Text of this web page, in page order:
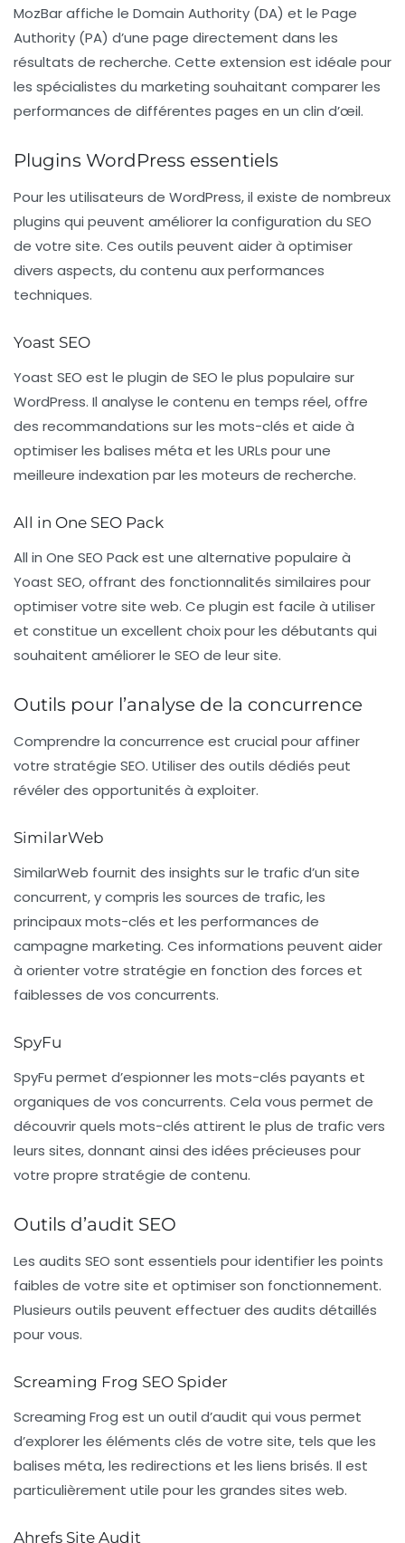
MozBaraffiche le Domain Authority (DA) et le Page
Authority (PA) d’une page directement dans les
résultats de recherche. Cette extension est idéale pour
les spécialistes du marketing souhaitant comparer les
performances de différentes pages en un clin d’œil.
Plugins WordPress essentiels
Pour les utilisateurs de WordPress, il existe de nombreux
plugins qui peuvent améliorer la configuration du SEO
de votre site. Ces outils peuvent aider à optimiser
divers aspects, du contenu aux performances
techniques.
Yoast SEO
Yoast SEO est le plugin de SEO le plus populaire sur
WordPress. Il analyse le contenu en temps réel, offre
des recommandations sur les mots-clés et aide à
optimiser les balises méta et les URLs pour une
meilleure indexation par les moteurs de recherche.
All in One SEO Pack
All in One SEO Packest une alternative populaire à
Yoast SEO, offrant des fonctionnalités similaires pour
optimiser votre site web. Ce plugin est facile à utiliser
et constitue un excellent choix pour les débutants qui
souhaitent améliorer le SEO de leur site.
Outils pour l’analyse de la concurrence
Comprendre la concurrence est crucial pour affiner
votre stratégie SEO. Utiliser des outils dédiés peut
révéler des opportunités à exploiter.
SimilarWeb
SimilarWeb fournit des insights sur le trafic d’un site
concurrent, y compris les sources de trafic, les
principaux mots-clés et les performances de
campagne marketing. Ces informations peuvent aider
à orienter votre stratégie en fonction des forces et
faiblesses de vos concurrents.
SpyFu
SpyFu permet d’espionner les mots-clés payants et
organiques de vos concurrents. Cela vous permet de
découvrir quels mots-clés attirent le plus de trafic vers
leurs sites, donnant ainsi des idées précieuses pour
votre propre stratégie de contenu.
Outils d’audit SEO
Les audits SEO sont essentiels pour identifier les points
faibles de votre site et optimiser son fonctionnement.
Plusieurs outils peuvent effectuer des audits détaillés
pour vous.
Screaming Frog SEO Spider
Screaming Frog est un outil d’audit qui vous permet
d’explorer les éléments clés de votre site, tels que les
balises méta, les redirections et les liens brisés. Il est
particulièrement utile pour les grandes sites web.
Ahrefs Site Audit